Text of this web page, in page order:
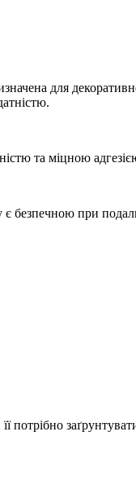
для
та міцною
безпечною при
потрібно